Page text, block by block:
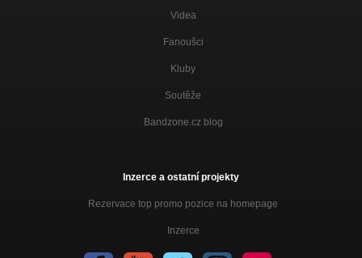
Videa
Fanoušci
Kluby
Soutěže
Bandzone.cz blog
Inzerce a ostatní projekty
Rezervace top promo pozice na homepage
Inzerce